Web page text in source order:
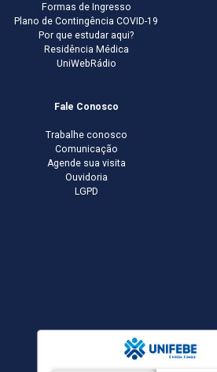
Formas de Ingresso
Plano de Contingência COVID-19
Por que estudar aqui?
Residência Médica
UniWebRádio
Fale Conosco
Trabalhe conosco
Comunicação
Agende sua visita
Ouvidoria
LGPD